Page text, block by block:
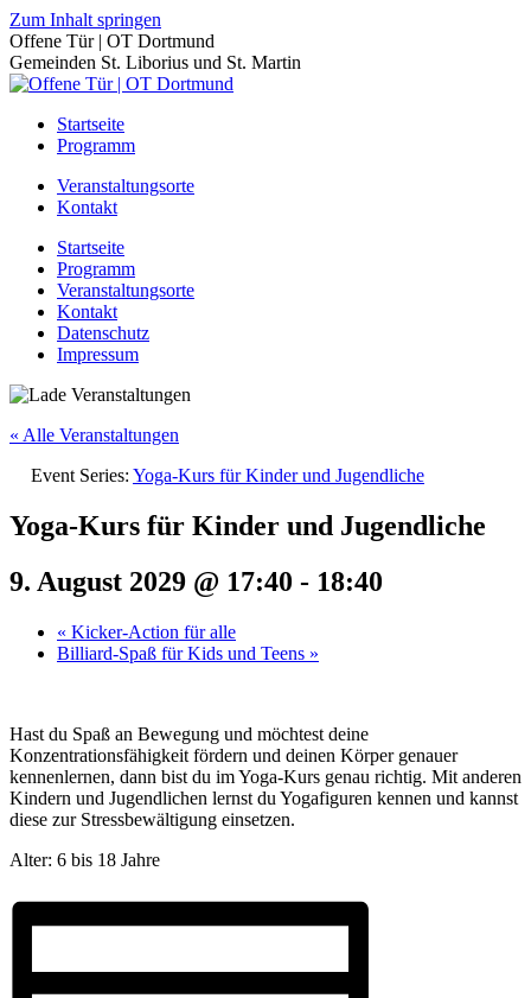
Zum Inhalt springen
Offene Tür | OT Dortmund
Gemeinden St. Liborius und St. Martin
Startseite
Programm
Veranstaltungsorte
Kontakt
Startseite
Programm
Veranstaltungsorte
Kontakt
Datenschutz
Impressum
« Alle Veranstaltungen
Event Series: Yoga-Kurs für Kinder und Jugendliche
Yoga-Kurs für Kinder und Jugendliche
9. August 2029 @ 17:40 - 18:40
« Kicker-Action für alle
Billiard-Spaß für Kids und Teens »
Hast du Spaß an Bewegung und möchtest deine
Konzentrationsfähigkeit fördern und deinen Körper genauer
kennenlernen, dann bist du im Yoga-Kurs genau richtig. Mit anderen
Kindern und Jugendlichen lernst du Yogafiguren kennen und kannst
diese zur Stressbewältigung einsetzen.
Alter: 6 bis 18 Jahre